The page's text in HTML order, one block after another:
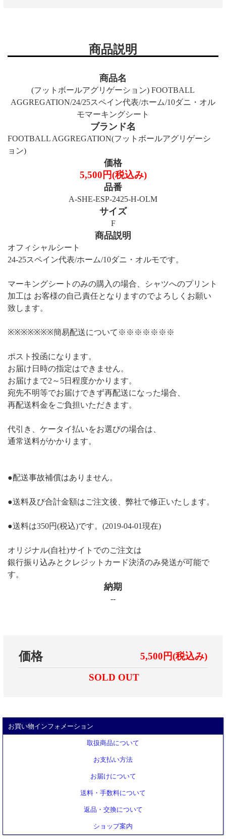
商品説明
商品名
(フットボールアグリゲーション) FOOTBALL
AGGREGATION/24/25スペイン代表/ホーム/10ダニ・オル
モマーキングシート
ブランド名
FOOTBALL AGGREGATION(フットボールアグリゲーシ
ョン)
価格
5,500円(税込み)
品番
A-SHE-ESP-2425-H-OLM
サイズ
F
商品説明
オフィシャルシート
24-25スペイン代表/ホーム/10ダニ・オルモです。
マーキングシートのみの購入の場合、シャツへのプリント
加工は お客様の自己責任となりますのでよろしくお願い
致します。
※※※※※※※簡易配送について※※※※※※※
ポスト投函になります。
お届け日時の指定はできません。
お届けまで2～5日程度かかります。
宛先不明等でお届けできず再配送になった場合、
再配送料金をご負担いただきます。
代引き、ケータイ払いをお選びの場合は、
通常送料がかかります。
●配送事故補償はありません。
●送料及び合計金額はご注文後、弊社で修正いたします。
●送料は350円(税込)です。(2019-04-01現在)
オリジナル(自社)サイトでのご注文は
銀行振り込みとクレジットカード決済のみ発送が可能で
す。
納期
--
価格
5,500円(税込み)
SOLD OUT
お買い物インフォメーション
取扱商品について
お支払い方法
お届けについて
送料・手数料について
返品・交換について
ショップ案内